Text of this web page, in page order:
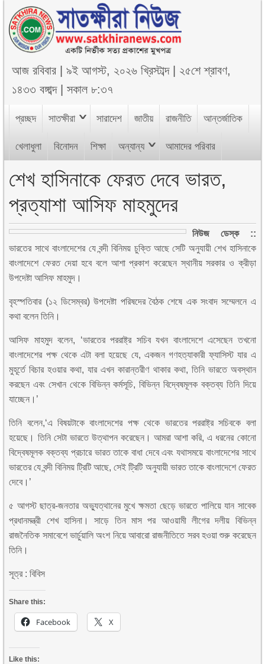
আজরবিবার |৯ই আগস্ট, ২০২৬ খ্রিস্টাব্দ| ২৫শে শ্রাবণ,
১৪৩৩ বঙ্গাব্দ|সকাল ৮:৩৭
প্রচ্ছদ সাতক্ষীরা সারাদেশ জাতীয় রাজনীতি আন্তর্জাতিক
খেলাধুলা বিনোদন শিক্ষা অন্যান্য আমাদের পরিবার
শেখ হাসিনাকে ফেরত দেবে ভারত,
প্রত্যাশা আসিফ মাহমুদের
নিউজ ডেস্ক ::
ভারতের সাথে বাংলাদেশের যে বন্দী বিনিময় চুক্তি আছে সেটি অনুযায়ী শেখ হাসিনাকে
বাংলাদেশে ফেরত দেয়া হবে বলে আশা প্রকাশ করেছেন স্থানীয় সরকার ও ক্রীড়া
উপদেষ্টা আসিফ মাহমুদ।
বৃহস্পতিবার (১২ ডিসেম্বর) উপদেষ্টা পরিষদের বৈঠক শেষে এক সংবাদ সম্মেলনে এ
কথা বলেন তিনি।
আসিফ মাহমুদ বলেন, ‘ভারতের পররাষ্ট্র সচিব যখন বাংলাদেশে এসেছেন তখনো
বাংলাদেশের পক্ষ থেকে এটা বলা হয়েছে যে, একজন গণহত্যাকারী ফ্যাসিস্ট যার এ
মুহূর্তে বিচার হওয়ার কথা, যার এখন কারান্তরীণ থাকার কথা, তিনি ভারতে অবস্থান
করছেন এবং সেখান থেকে বিভিন্ন কর্মসূচি, বিভিন্ন বিদ্বেষমূলক বক্তব্য তিনি দিয়ে
যাচ্ছেন।’
তিনি বলেন,‘এ বিষয়টাকে বাংলাদেশের পক্ষ থেকে ভারতের পররাষ্ট্র সচিবকে বলা
হয়েছে। তিনি সেটা ভারতে উত্থাপন করেছেন। আমরা আশা করি, এ ধরনের কোনো
বিদ্বেষমূলক বক্তব্য প্রচারে ভারত তাকে বাধা দেবে এবং যথাসময়ে বাংলাদেশের সাথে
ভারতের যে বন্দী বিনিময় ট্রিটি আছে, সেই ট্রিটি অনুযায়ী ভারত তাকে বাংলাদেশে ফেরত
দেবে।’
৫ আগস্ট ছাত্র-জনতার অভ্যুত্থানের মুখে ক্ষমতা ছেড়ে ভারতে পালিয়ে যান সাবেক
প্রধানমন্ত্রী শেখ হাসিনা। সাড়ে তিন মাস পর আওয়ামী লীগের দলীয় বিভিন্ন
রাজনৈতিক সমাবেশে ভার্চুয়ালি অংশ নিয়ে আবারো রাজনীতিতে সরব হওয়া শুরু করেছেন
তিনি।
সূত্র : বিবিস
Share this:
Facebook X
Like this: